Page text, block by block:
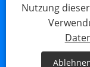
+86-792-3172388
Huate
Yongxiu, Provinz
Nutzung